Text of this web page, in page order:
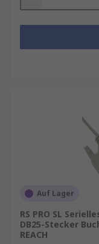
Auf Lager
RS PRO SL
DB25-Stecker
REACH